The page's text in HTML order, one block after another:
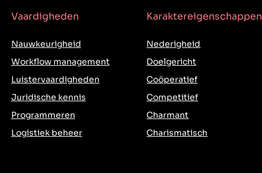
Vaardigheden
Nauwkeurigheid
Workflow management
Luistervaardigheden
Juridische kennis
Programmeren
Logistiek beheer
Karaktereigenschappen
Nederigheid
Doelgericht
Coöperatief
Competitief
Charmant
Charismatisch